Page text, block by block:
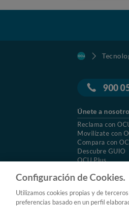
900
Únete a
Reclama con
Movilízate con
Compara con
Descubre GUIO
OCU Plus
Aviso Legal
Configuración de Cookies.
Utilizamos cookies propias y de
preferencias basado en un perfil